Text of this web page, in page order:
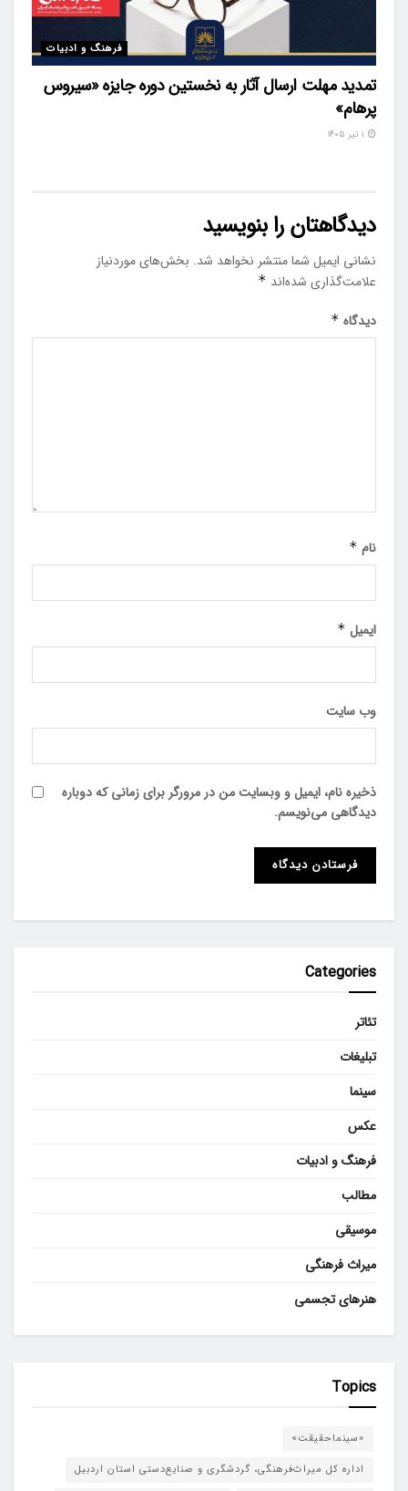
فرهنگ و ادبیات
تمدید مهلت ارسال آثار به نخستین دوره جایزه «سیروس
پرهام»
دیدگاهتان را بنویسید
نشانی ایمیل شما منتشر نخواهد شد. بخش‌های موردنیاز
علامت‌گذاری شده‌اند *
دیدگاه *
نام *
ایمیل *
وب‌ سایت
ذخیره نام، ایمیل و وبسایت من در مرورگر برای زمانی که دوباره
دیدگاهی می‌نویسم.
Categories
تئاتر
تبلیغات
سینما
عکس
فرهنگ و ادبیات
مطالب
موسیقی
میراث فرهنگی
هنرهای تجسمی
Topics
«سینماحقیقت»
اداره کل میراث‌فرهنگی، گردشگری و صنایع‌دستی استان اردبیل